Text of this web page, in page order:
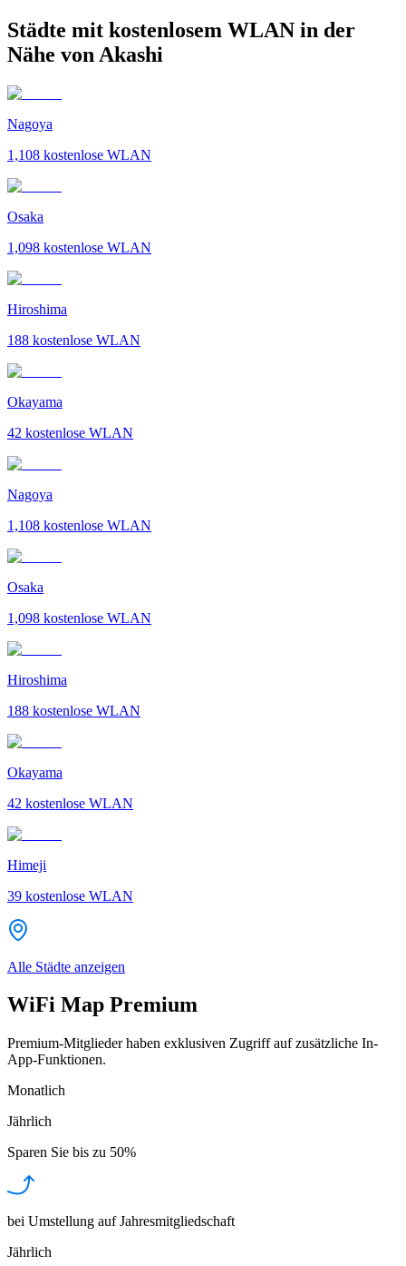
Städte mit kostenlosem WLAN in der
Nähe von Akashi
Nagoya
1,108 kostenlose WLAN
Osaka
1,098 kostenlose WLAN
Hiroshima
188 kostenlose WLAN
Okayama
42 kostenlose WLAN
Nagoya
1,108 kostenlose WLAN
Osaka
1,098 kostenlose WLAN
Hiroshima
188 kostenlose WLAN
Okayama
42 kostenlose WLAN
Himeji
39 kostenlose WLAN
Alle Städte anzeigen
WiFi Map Premium
Premium-Mitglieder haben exklusiven Zugriff auf zusätzliche In-
App-Funktionen.
Monatlich
Jährlich
Sparen Sie bis zu 50%
bei Umstellung auf Jahresmitgliedschaft
Jährlich